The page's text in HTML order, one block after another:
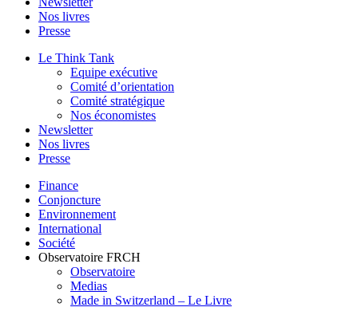
Nos livres
Presse
Le Think Tank
Equipe exécutive
Comité d’orientation
Comité stratégique
Nos économistes
Newsletter
Nos livres
Presse
Finance
Conjoncture
Environnement
International
Société
Observatoire FRCH
Observatoire
Medias
Made in Switzerland – Le Livre